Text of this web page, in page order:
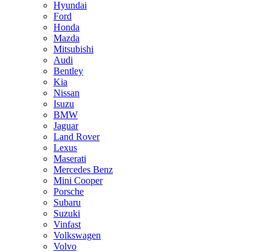
Hyundai
Ford
Honda
Mazda
Mitsubishi
Audi
Bentley
Kia
Nissan
Isuzu
BMW
Jaguar
Land Rover
Lexus
Maserati
Mercedes Benz
Mini Cooper
Porsche
Subaru
Suzuki
Vinfast
Volkswagen
Volvo